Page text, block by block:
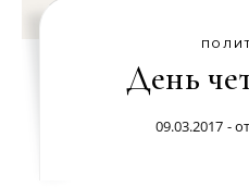
День
09.03.2017 - от